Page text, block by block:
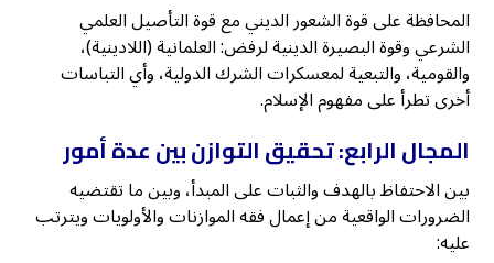
المحافظة على قوة الشعور الديني مع قوة التأصيل العلمي
الشرعي وقوة البصيرة الدينية لرفض: العلمانية (اللادينية)،
والقومية، والتبعية لمعسكرات الشرك الدولية، وأي التباسات
أخرى تطرأ على مفهوم الإسلام.
المجال الرابع: تحقيق التوازن بين عدة أمور
بين الاحتفاظ بالهدف والثبات على المبدأ، وبين ما تقتضيه
الضرورات الواقعية من إعمال فقه الموازنات والأولويات ويترتب
عليه: